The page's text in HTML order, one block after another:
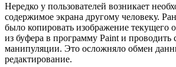
Нередко у пользователей возникает
содержимое экрана другому человеку.
было копировать изображение текущего
из буфера в программу Paint и
манипуляции. Это осложняло обмен
редактирование.